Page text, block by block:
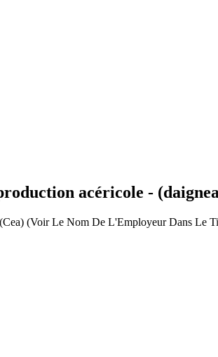
acéricole -
(Voir Le Nom De L'Employeur Dans Le